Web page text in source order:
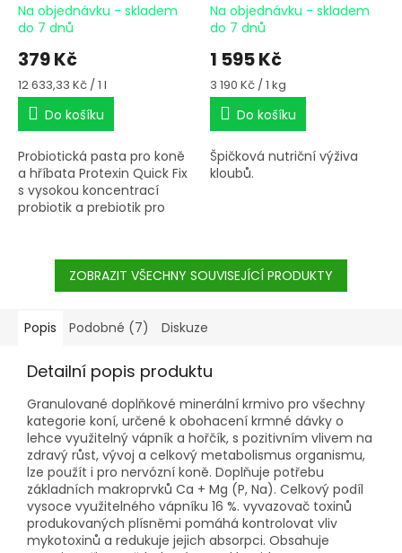
Na objednávku - skladem
do 7 dnů
379 Kč
Měrná
cena:
12 633,33 Kč / 1 l
Do košíku
Probiotická pasta pro koně
a hříbata Protexin Quick Fix
s vysokou koncentrací
probiotik a prebiotik pro
zvýšeného stresu jako je
přeprava, závody, léčba
antibiotiky nebo
Na objednávku - skladem
do 7 dnů
1 595 Kč
Měrná
cena:
3 190 Kč / 1 kg
Do košíku
Špičková nutriční výživa
kloubů.
ZOBRAZIT VŠECHNY SOUVISEJÍCÍ PRODUKTY
Popis Podobné (7) Diskuze
Detailní popis produktu
Granulované doplňkové minerální krmivo pro všechny
kategorie koní, určené k obohacení krmné dávky o
lehce využitelný vápník a hořčík, s pozitivním vlivem na
zdravý růst, vývoj a celkový metabolismus organismu,
lze použít i pro nervózní koně. Doplňuje potřebu
základních makroprvků Ca + Mg (P, Na). Celkový podíl
vysoce využitelného vápníku 16 %. vyvazovač toxinů
produkovaných plísněmi pomáhá kontrolovat vliv
mykotoxinů a redukuje jejich absorpci. Obsahuje